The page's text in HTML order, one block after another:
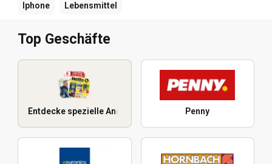
Iphone Lebensmittel
Top Geschäfte
Entdecke spezielle Angebote Penny